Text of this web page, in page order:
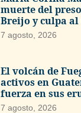
muerte del
Breijo y culpa al
7 agosto, 2026
El volcán de
activos en
fuerza en sus
7 agosto, 2026